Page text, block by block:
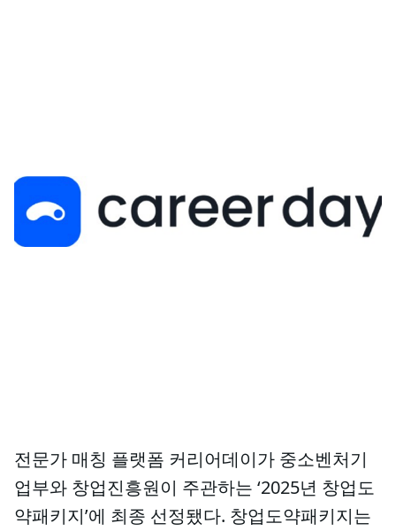
전문가 매칭 플랫폼 커리어데이가 중소벤처기
업부와 창업진흥원이 주관하는 ‘2025년 창업도
약패키지’에 최종 선정됐다. 창업도약패키지는